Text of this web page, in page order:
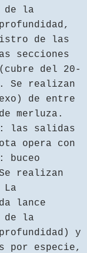
de la
de las
secciones
del 20-
Se realizan
de entre
merluza.
las salidas
opera con
buceo
realizan
La
lance
de la
y
por especie,